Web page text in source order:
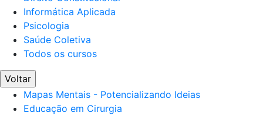
Informática Aplicada
Psicologia
Saúde Coletiva
Todos os cursos
Voltar
Mapas Mentais - Potencializando Ideias
Educação em Cirurgia